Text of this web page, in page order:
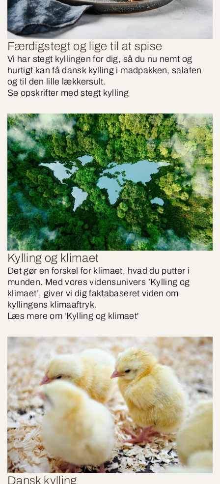
Færdigstegt og lige til at spise
Vi har stegt kyllingen for dig, så du nu nemt og
hurtigt kan få dansk kylling i madpakken, salaten
og til den lille lækkersult.
Se opskrifter med stegt kylling
Kylling og klimaet
Det gør en forskel for klimaet, hvad du putter i
munden. Med vores vidensunivers ’Kylling og
klimaet’, giver vi dig faktabaseret viden om
kyllingens klimaaftryk.
Læs mere om 'Kylling og klimaet'
Dansk kylling